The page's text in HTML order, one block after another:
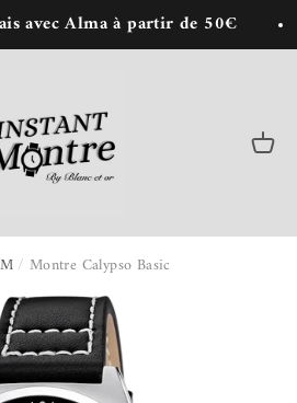
Alma à partir de 50€
Panier
/ Montre Calypso Basic